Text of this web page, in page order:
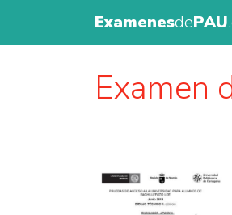
ExamenesdePAU
Examen